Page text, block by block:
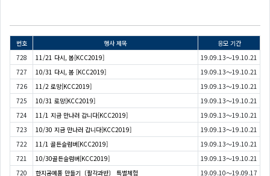
번호 행사 제목
응모 기간
728
11/21 다시, 봄[KCC2019]
19.09.13～19.10.21
727
10/31 다시, 봄 [KCC2019]
19.09.13～19.10.21
726
11/2 로망[KCC2019]
19.09.13～19.10.21
725
10/31 로망[KCC2019]
19.09.13～19.10.21
724
11/1 지금 만나러 갑니다[KCC2019]
19.09.13～19.10.21
723
10/30 지금 만나러 갑니다[KCC2019]
19.09.13～19.10.21
722
11/1 골든슬럼버[KCC2019]
19.09.13～19.10.21
721
10/30골든슬럼버[KCC2019]
19.09.13～19.10.21
720
한지공예품 만들기〔팔각과반〕 특별체험
19.09.10～19.09.17